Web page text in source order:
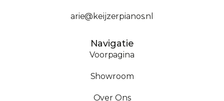
arie@keijzerpianos.nl
Navigatie
Voorpagina
Showroom
Over Ons